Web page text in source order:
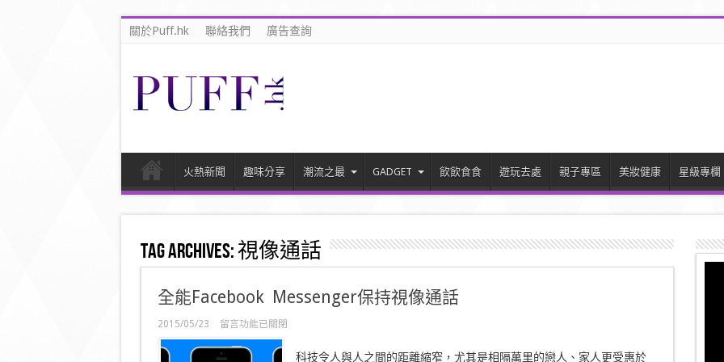
關於Puff.hk 聯絡我們 廣告查詢
火熱新聞 趣味分享 潮流之最 GADGET 飲飲食食 遊玩去處 親子專區 美妝健康 星級專欄
Tag Archives:視像通話
全能Facebook Messenger保持視像通話
2015/05/23
在
〈全
能
留言功能已關閉
科技令人與人之間的距離縮窄，尤其是相隔萬里的戀人、家人更受惠於